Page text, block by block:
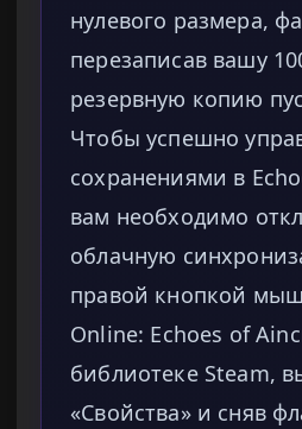
нулевого размера,
перезаписав вашу
резервную копию
Чтобы успешно
сохранениями в
вам необходимо
облачную
правой кнопкой
Online: Echoes of
библиотеке Steam,
«Свойства» и сняв